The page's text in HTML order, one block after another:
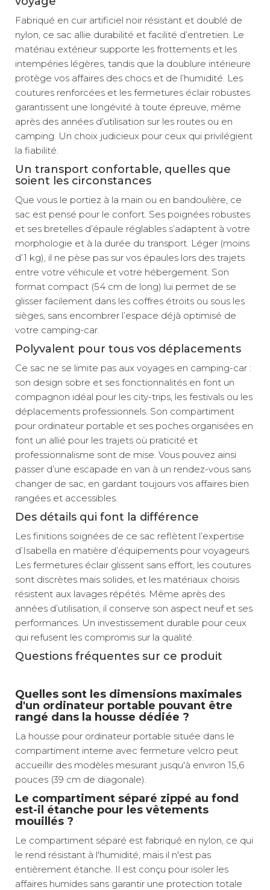
Fabriqué en cuir artificiel noir résistant et doublé de
nylon, ce sac allie durabilité et facilité d’entretien. Le
matériau extérieur supporte les frottements et les
intempéries légères, tandis que la doublure intérieure
protège vos affaires des chocs et de l’humidité. Les
coutures renforcées et les fermetures éclair robustes
garantissent une longévité à toute épreuve, même
après des années d’utilisation sur les routes ou en
camping. Un choix judicieux pour ceux qui privilégient
la fiabilité.
Un transport confortable, quelles que
soient les circonstances
Que vous le portiez à la main ou en bandoulière, ce
sac est pensé pour le confort. Ses poignées robustes
et ses bretelles d’épaule réglables s’adaptent à votre
morphologie et à la durée du transport. Léger (moins
d’1 kg), il ne pèse pas sur vos épaules lors des trajets
entre votre véhicule et votre hébergement. Son
format compact (54 cm de long) lui permet de se
glisser facilement dans les coffres étroits ou sous les
sièges, sans encombrer l’espace déjà optimisé de
votre camping-car.
Polyvalent pour tous vos déplacements
Ce sac ne se limite pas aux voyages en camping-car :
son design sobre et ses fonctionnalités en font un
compagnon idéal pour les city-trips, les festivals ou les
déplacements professionnels. Son compartiment
pour ordinateur portable et ses poches organisées en
font un allié pour les trajets où praticité et
professionnalisme sont de mise. Vous pouvez ainsi
passer d’une escapade en van à un rendez-vous sans
changer de sac, en gardant toujours vos affaires bien
rangées et accessibles.
Des détails qui font la différence
Les finitions soignées de ce sac reflètent l’expertise
d’Isabella en matière d’équipements pour voyageurs.
Les fermetures éclair glissent sans effort, les coutures
sont discrètes mais solides, et les matériaux choisis
résistent aux lavages répétés. Même après des
années d’utilisation, il conserve son aspect neuf et ses
performances. Un investissement durable pour ceux
qui refusent les compromis sur la qualité.
Questions fréquentes sur ce produit
Quelles sont les dimensions maximales
d'un ordinateur portable pouvant être
rangé dans la housse dédiée ?
La housse pour ordinateur portable située dans le
compartiment interne avec fermeture velcro peut
accueillir des modèles mesurant jusqu'à environ 15,6
pouces (39 cm de diagonale).
Le compartiment séparé zippé au fond
est-il étanche pour les vêtements
mouillés ?
Le compartiment séparé est fabriqué en nylon, ce qui
le rend résistant à l'humidité, mais il n'est pas
entièrement étanche. Il est conçu pour isoler les
affaires humides sans garantir une protection totale